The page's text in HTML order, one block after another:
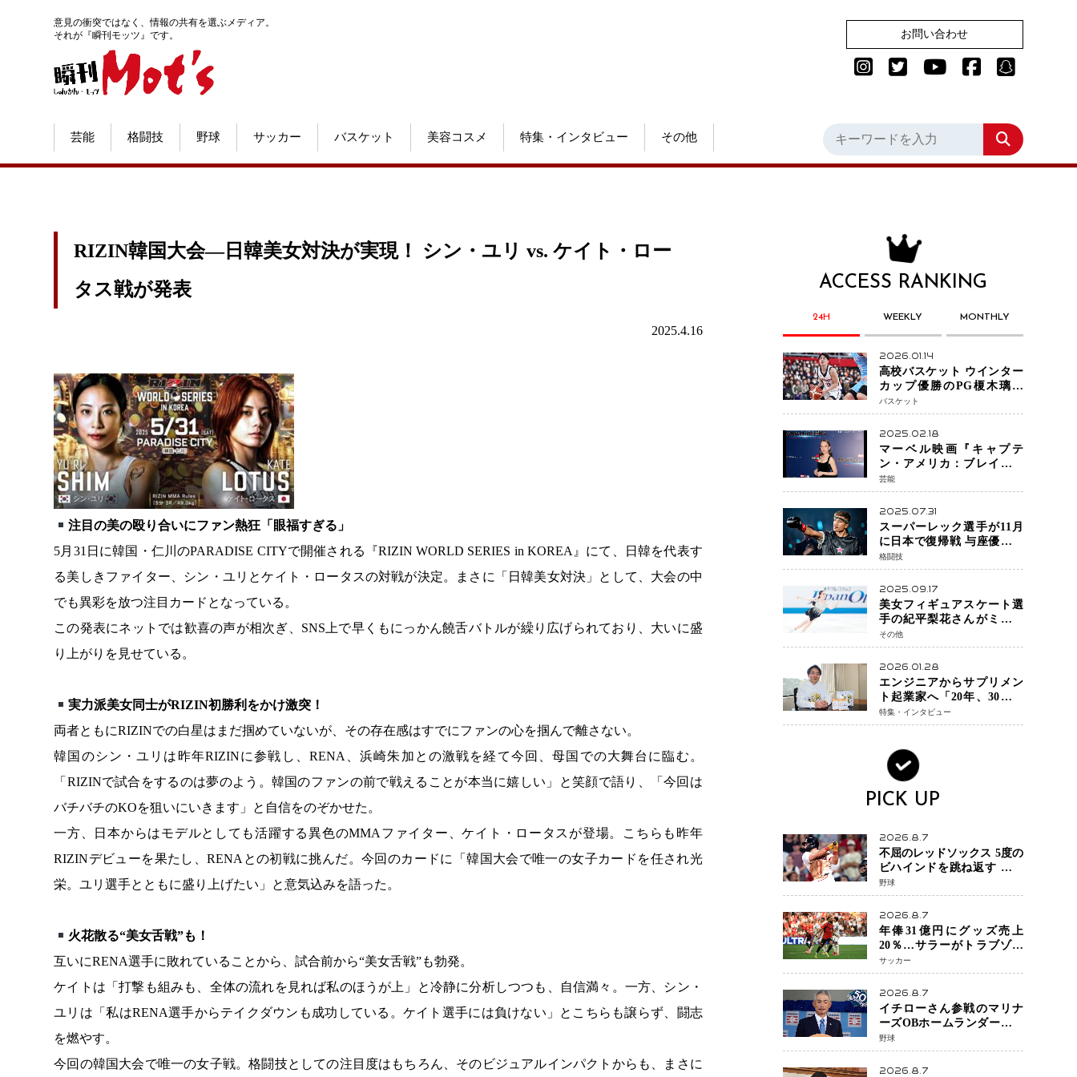
意見の衝突ではなく、情報の共有を選ぶメディア。
それが『瞬刊モッツ』です。
お問い合わせ
芸能 格闘技 野球 サッカー バスケット 美容コスメ 特集・インタビュー その他
RIZIN韓国大会―日韓美女対決が実現！ シン・ユリ vs. ケイト・ロー
タス戦が発表
2025.4.16
注目の美の殴り合いにファン熱狂「眼福すぎる」
5月31日に韓国・仁川のPARADISE CITYで開催される『RIZIN WORLD SERIES in KOREA』にて、日韓を代表す
る美しきファイター、シン・ユリとケイト・ロータスの対戦が決定。まさに「日韓美女対決」として、大会の中
でも異彩を放つ注目カードとなっている。
この発表にネットでは歓喜の声が相次ぎ、SNS上で早くもにっかん饒舌バトルが繰り広げられており、大いに盛
り上がりを見せている。
実力派美女同士がRIZIN初勝利をかけ激突！
両者ともにRIZINでの白星はまだ掴めていないが、その存在感はすでにファンの心を掴んで離さない。
韓国のシン・ユリは昨年RIZINに参戦し、RENA、浜崎朱加との激戦を経て今回、母国での大舞台に臨む。
「RIZINで試合をするのは夢のよう。韓国のファンの前で戦えることが本当に嬉しい」と笑顔で語り、「今回は
バチバチのKOを狙いにいきます」と自信をのぞかせた。
一方、日本からはモデルとしても活躍する異色のMMAファイター、ケイト・ロータスが登場。こちらも昨年
RIZINデビューを果たし、RENAとの初戦に挑んだ。今回のカードに「韓国大会で唯一の女子カードを任され光
栄。ユリ選手とともに盛り上げたい」と意気込みを語った。
火花散る“美女舌戦”も！
互いにRENA選手に敗れていることから、試合前から“美女舌戦”も勃発。
ケイトは「打撃も組みも、全体の流れを見れば私のほうが上」と冷静に分析しつつも、自信満々。一方、シン・
ユリは「私はRENA選手からテイクダウンも成功している。ケイト選手には負けない」とこちらも譲らず、闘志
を燃やす。
今回の韓国大会で唯一の女子戦。格闘技としての注目度はもちろん、そのビジュアルインパクトからも、まさに
ACCESS RANKING
24H WEEKLY MONTHLY
2026.01.14
高校バスケット ウインター
カップ優勝のPG榎木璃旺
（えのき・りお）がプロの
現場へ―。
バスケット
2025.02.18
マーベル映画『キャプテ
ン・アメリカ：ブレイブ・
ニュー・ワールド』 新ブラ
ック・ウィドウ役のシラ・
ハースとは！？
芸能
2025.07.31
スーパーレック選手が11月
に日本で復帰戦 与座優貴選
手との激突に「すべての技
術を見せたい」
格闘技
2025.09.17
美女フィギュアスケート選
手の紀平梨花さんがミラノ
五輪出場断念 中部選手権欠
場を発表「安全最優先の判
断」
その他
2026.01.28
エンジニアからサプリメン
ト起業家へ「20年、30年続
く事業」を本気で考えた竹
田嶺さんの決断
特集・インタビュー
PICK UP
2026.8.7
不屈のレッドソックス 5度の
ビハインドを跳ね返す 延長
13回サヨナラ勝ち 吉田正尚
選手も2安打1打点で貢献 4得
点以上は驚異の28連勝
野球
2026.8.7
年俸31億円にグッズ売上
20％…サラーがトラブゾン
スポル加入 世界サッカーは
「五大リーグ一強」から新
時代へ
サッカー
2026.8.7
イチローさん参戦のマリナ
ーズOBホームランダービー
が無料生配信 北米ならで
はの“魅せる興行”に世界が
注目
野球
2026.8.7